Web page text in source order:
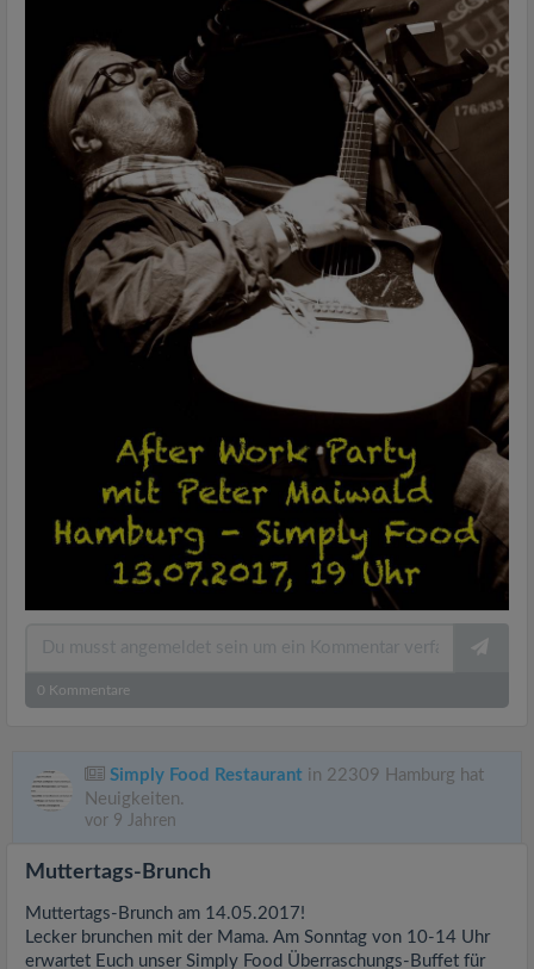
0 Kommentare
Simply Food Restaurant in 22309 Hamburg hat
Neuigkeiten.
vor 9 Jahren
Muttertags-Brunch
Muttertags-Brunch am 14.05.2017!
Lecker brunchen mit der Mama. Am Sonntag von 10-14 Uhr
erwartet Euch unser Simply Food Überraschungs-Buffet für